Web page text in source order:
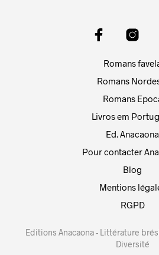
Romans
Romans
Romans
Livros em
Ed. Anacaona
Pour contacter
Blog
Mentions
RGPD
Editions Anacaona - Littérature
Diversité